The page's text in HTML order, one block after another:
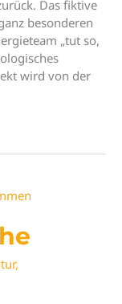
Das fiktive
besonderen
„tut so,
wird von der
,